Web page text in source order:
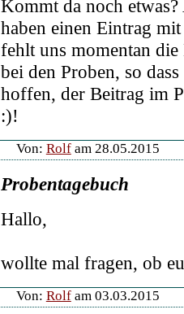
Kommt da noch
haben einen Eintrag
fehlt uns momentan
bei den Proben, so
hoffen, der Beitrag im
:)!
Von: Rolfam 28.05.2015
Probentagebuch
Hallo,
wollte mal fragen, ob
Von: Rolfam 03.03.2015